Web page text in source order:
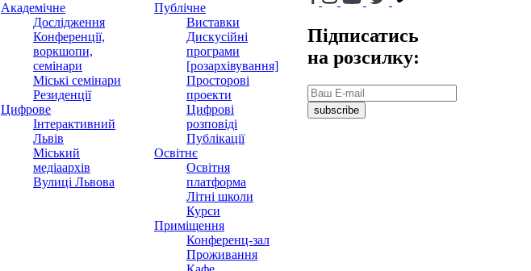
Академічне
Дослідження
Конференції,
воркшопи,
семінари
Міські семінари
Резиденції
Цифрове
Інтерактивний
Львів
Міський
медіаархів
Вулиці Львова
Публічне
Виставки
Дискусійні
програми
[розархівування]
Просторові
проекти
Цифрові
розповіді
Публікації
Освітнє
Освітня
платформа
Літні школи
Курси
Приміщення
Конференц-зал
Проживання
Підписатись
на розсилку:
subscribe